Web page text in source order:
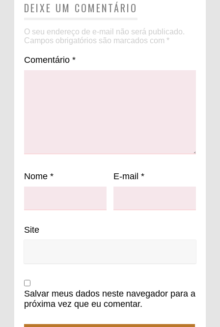
DEIXE UM COMENTÁRIO
O seu endereço de e-mail não será publicado.
Campos obrigatórios são marcados com *
Comentário *
Nome * E-mail *
Site
Salvar meus dados neste navegador para a
próxima vez que eu comentar.